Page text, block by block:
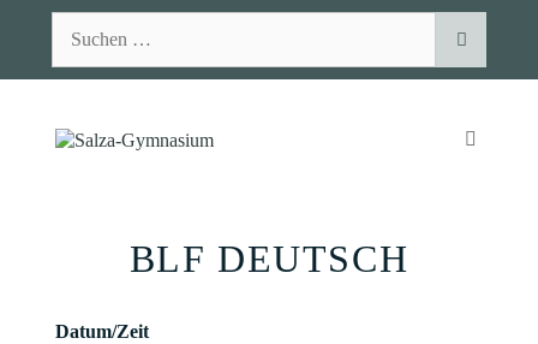
nach:
BLF DEUTSCH
Datum/Zeit